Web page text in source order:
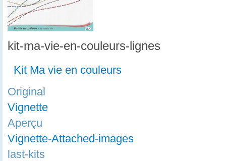
kit-ma-vie-en-couleurs-lignes
Kit Ma vie en couleurs
Original
Vignette
Aperçu
Vignette-Attached-images
last-kits